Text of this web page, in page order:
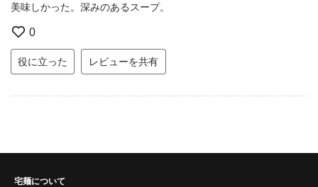
美味しかった。深みのあるスープ。
0
役に立った レビューを共有
宅麺について